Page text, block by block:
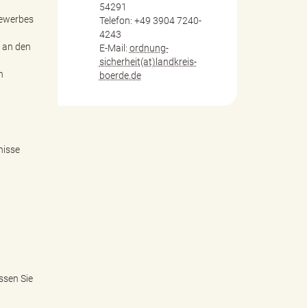
den
Sie
54291
Telefon: +49 3904 7240-
4243
E-Mail: ordnung-
sicherheit(at)landkreis-
boerde.de